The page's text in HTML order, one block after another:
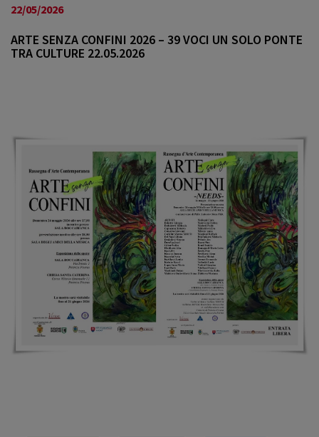
v
i
g
22/05/2026
ARTE SENZA CONFINI 2026 – 39 VOCI UN SOLO PONTE
TRA CULTURE 22.05.2026